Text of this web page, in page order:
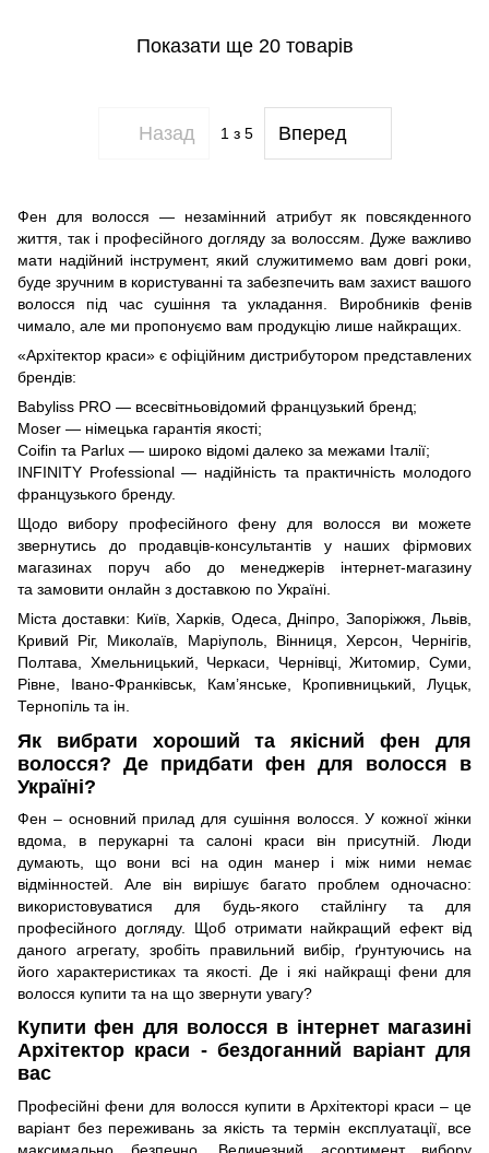
Показати ще 20 товарів
Назад 1з 5 Вперед
Фен для волосся — незамінний атрибут як повсякденного
життя, так і професійного догляду за волоссям. Дуже важливо
мати надійний інструмент, який служитимемо вам довгі роки,
буде зручним в користуванні та забезпечить вам захист вашого
волосся під час сушіння та укладання. Виробників фенів
чимало, але ми пропонуємо вам продукцію лише найкращих.
«Архітектор краси» є офіційним дистрибутором представлених
брендів:
Babyliss PRO — всесвітньовідомий французький бренд;
Moser — німецька гарантія якості;
Coifin та Parlux — широко відомі далеко за межами Італії;
INFINITY Professional — надійність та практичність молодого
французького бренду.
Щодо вибору професійного фену для волосся ви можете
звернутись до продавців-консультантів у наших фірмових
магазинах поруч або до менеджерів інтернет-магазину
та замовити онлайн з доставкою по Україні.
Міста доставки: Київ, Харків, Одеса, Дніпро, Запоріжжя, Львів,
Кривий Ріг, Миколаїв, Маріуполь, Вінниця, Херсон, Чернігів,
Полтава, Хмельницький, Черкаси, Чернівці, Житомир, Суми,
Рівне, Івано-Франківськ, Кам’янське, Кропивницький, Луцьк,
Тернопіль та ін.
Як вибрати хороший та якісний фен для
волосся? Де придбати фен для волосся в
Україні?
Фен – основний прилад для сушіння волосся. У кожної жінки
вдома, в перукарні та салоні краси він присутній. Люди
думають, що вони всі на один манер і між ними немає
відмінностей. Але він вирішує багато проблем одночасно:
використовуватися для будь-якого стайлінгу та для
професійного догляду. Щоб отримати найкращий ефект від
даного агрегату, зробіть правильний вибір, ґрунтуючись на
його характеристиках та якості. Де і які найкращі фени для
волосся купити та на що звернути увагу?
Купити фен для волосся в інтернет магазині
Архітектор краси - бездоганний варіант для
вас
Професійні фени для волосся купити в Архітекторі краси – це
варіант без переживань за якість та термін експлуатації, все
максимально безпечно. Величезний асортимент вибору